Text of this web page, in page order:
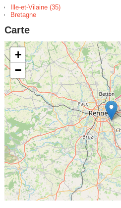
Ille-et-Vilaine (35)
Bretagne
Carte
+
−